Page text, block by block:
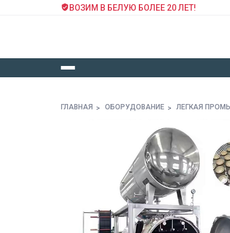
ВОЗИМ В БЕЛУЮ БОЛЕЕ 20 ЛЕТ!
ГЛАВНАЯ ОБОРУДОВАНИЕ ЛЕГКАЯ